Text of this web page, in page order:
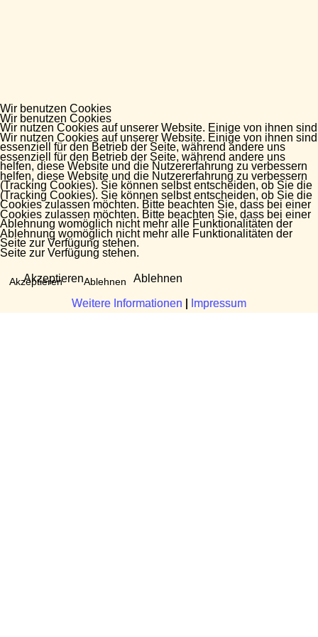
Wir benutzen Cookies
Wir nutzen Cookies auf unserer Website. Einige von ihnen sind
essenziell für den Betrieb der Seite, während andere uns
helfen, diese Website und die Nutzererfahrung zu verbessern
(Tracking Cookies). Sie können selbst entscheiden, ob Sie die
Cookies zulassen möchten. Bitte beachten Sie, dass bei einer
Ablehnung womöglich nicht mehr alle Funktionalitäten der
Seite zur Verfügung stehen.
Akzeptieren Ablehnen
Weitere Informationen Impressum
Wir benutzen Cookies
Wir nutzen Cookies auf unserer Website. Einige von ihnen sind
essenziell für den Betrieb der Seite, während andere uns
helfen, diese Website und die Nutzererfahrung zu verbessern
(Tracking Cookies). Sie können selbst entscheiden, ob Sie die
Cookies zulassen möchten. Bitte beachten Sie, dass bei einer
Ablehnung womöglich nicht mehr alle Funktionalitäten der
Seite zur Verfügung stehen.
Akzeptieren Ablehnen
Weitere Informationen Impressum